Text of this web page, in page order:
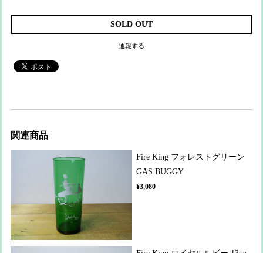
SOLD OUT
通報する
関連商品
Fire King フォレストグリーン
GAS BUGGY
¥3,080